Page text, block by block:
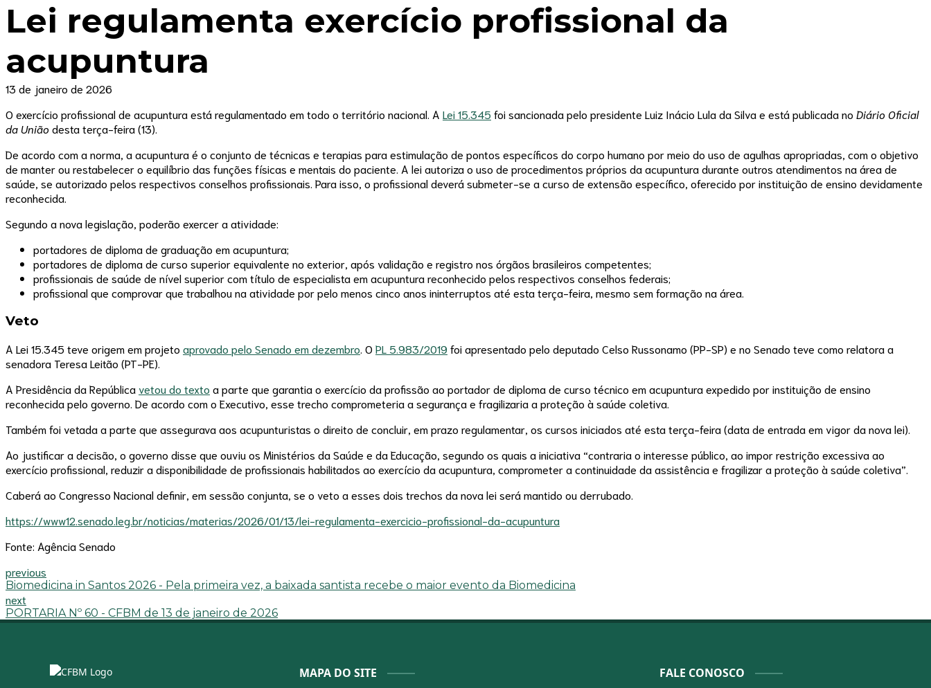
Lei regulamenta exercício profissional da
acupuntura
13 de janeiro de 2026
O exercício profissional de acupuntura está regulamentado em todo o território nacional. A Lei 15.345 foi sancionada pelo presidente Luiz Inácio Lula da Silva e está publicada no Diário Oficial
da União desta terça-feira (13).
De acordo com a norma, a acupuntura é o conjunto de técnicas e terapias para estimulação de pontos específicos do corpo humano por meio do uso de agulhas apropriadas, com o objetivo
de manter ou restabelecer o equilíbrio das funções físicas e mentais do paciente. A lei autoriza o uso de procedimentos próprios da acupuntura durante outros atendimentos na área de
saúde, se autorizado pelos respectivos conselhos profissionais. Para isso, o profissional deverá submeter-se a curso de extensão específico, oferecido por instituição de ensino devidamente
reconhecida.
Segundo a nova legislação, poderão exercer a atividade:
portadores de diploma de graduação em acupuntura;
portadores de diploma de curso superior equivalente no exterior, após validação e registro nos órgãos brasileiros competentes;
profissionais de saúde de nível superior com título de especialista em acupuntura reconhecido pelos respectivos conselhos federais;
profissional que comprovar que trabalhou na atividade por pelo menos cinco anos ininterruptos até esta terça-feira, mesmo sem formação na área.
Veto
A Lei 15.345 teve origem em projeto aprovado pelo Senado em dezembro. O PL 5.983/2019 foi apresentado pelo deputado Celso Russonamo (PP-SP) e no Senado teve como relatora a
senadora Teresa Leitão (PT-PE).
A Presidência da República vetou do texto a parte que garantia o exercício da profissão ao portador de diploma de curso técnico em acupuntura expedido por instituição de ensino
reconhecida pelo governo. De acordo com o Executivo, esse trecho comprometeria a segurança e fragilizaria a proteção à saúde coletiva.
Também foi vetada a parte que assegurava aos acupunturistas o direito de concluir, em prazo regulamentar, os cursos iniciados até esta terça-feira (data de entrada em vigor da nova lei).
Ao justificar a decisão, o governo disse que ouviu os Ministérios da Saúde e da Educação, segundo os quais a iniciativa “contraria o interesse público, ao impor restrição excessiva ao
exercício profissional, reduzir a disponibilidade de profissionais habilitados ao exercício da acupuntura, comprometer a continuidade da assistência e fragilizar a proteção à saúde coletiva”.
Caberá ao Congresso Nacional definir, em sessão conjunta, se o veto a esses dois trechos da nova lei será mantido ou derrubado.
https://www12.senado.leg.br/noticias/materias/2026/01/13/lei-regulamenta-exercicio-profissional-da-acupuntura
Fonte: Agência Senado
previous
Biomedicina in Santos 2026 - Pela primeira vez, a baixada santista recebe o maior evento da Biomedicina
next
PORTARIA Nº 60 - CFBM de 13 de janeiro de 2026
MAPA DO SITE FALE CONOSCO